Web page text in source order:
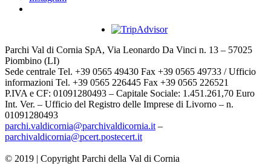
Parchi Val di Cornia SpA, Via Leonardo Da Vinci n. 13 – 57025
Piombino (LI)
Sede centrale Tel. +39 0565 49430 Fax +39 0565 49733 / Ufficio
informazioni Tel. +39 0565 226445 Fax +39 0565 226521
P.IVA e CF: 01091280493 – Capitale Sociale: 1.451.261,70 Euro
Int. Ver. – Ufficio del Registro delle Imprese di Livorno – n.
01091280493
parchi.valdicornia@parchivaldicornia.it –
parchivaldicornia@pcert.postecert.it
© 2019 | Copyright Parchi della Val di Cornia